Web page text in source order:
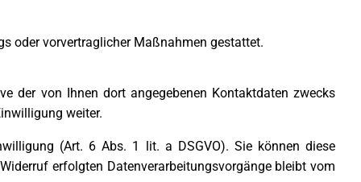
oder vorvertraglicher Maßnahmen gestattet.
der von Ihnen dort angegebenen Kontaktdaten zwecks
weiter.
(Art. 6 Abs. 1 lit. a DSGVO). Sie können diese
erfolgten Datenverarbeitungsvorgänge bleibt vom